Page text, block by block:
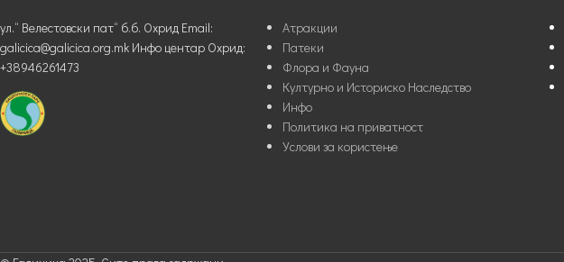
ул.“ Велестовски пат“ б.б. Охрид Email:
galicica@galicica.org.mk Инфо центар Охрид:
+38946261473
Атракции
Патеки
Флора и Фауна
Културно и Историско Наследство
Инфо
Политика на приватност
Услови за користење